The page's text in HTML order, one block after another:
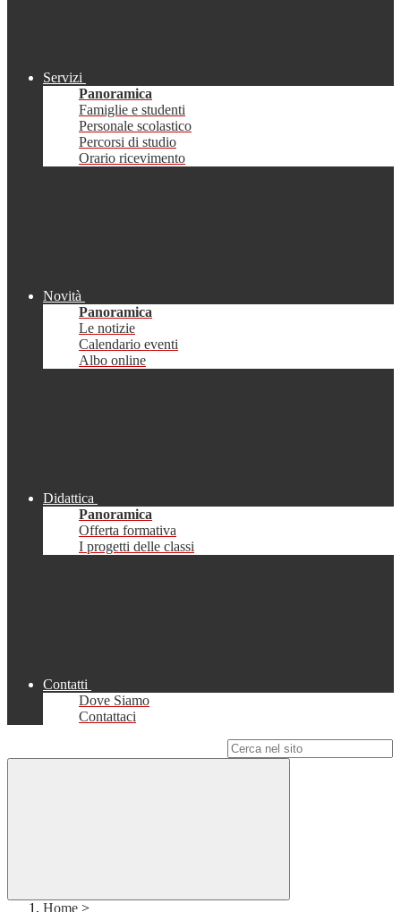
Servizi
Panoramica
Famiglie e studenti
Personale scolastico
Percorsi di studio
Orario ricevimento
Novità
Panoramica
Le notizie
Calendario eventi
Albo online
Didattica
Panoramica
Offerta formativa
I progetti delle classi
Contatti
Dove Siamo
Contattaci
Home >